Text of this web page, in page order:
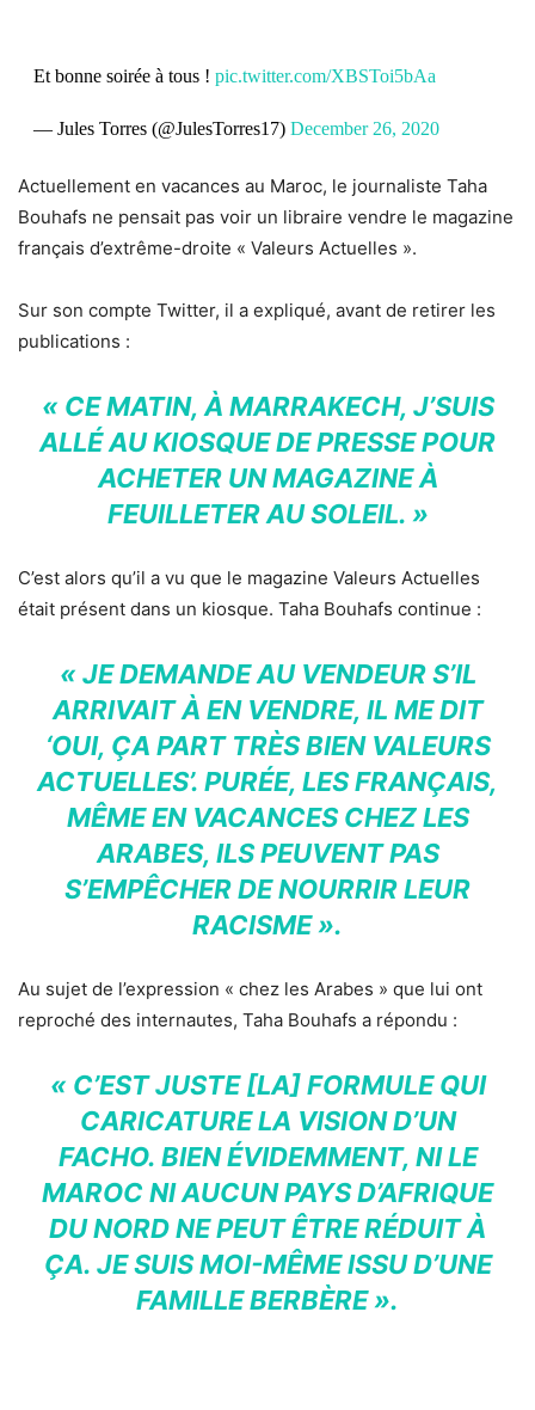
Et bonne soirée à tous ! pic.twitter.com/XBSToi5bAa
— Jules Torres (@JulesTorres17) December 26, 2020
Actuellement en vacances au Maroc, le journaliste Taha
Bouhafs ne pensait pas voir un libraire vendre le magazine
français d’extrême-droite « Valeurs Actuelles ».
Sur son compte Twitter, il a expliqué, avant de retirer les
publications :
« CE MATIN, À MARRAKECH, J’SUIS
ALLÉ AU KIOSQUE DE PRESSE POUR
ACHETER UN MAGAZINE À
FEUILLETER AU SOLEIL. »
C’est alors qu’il a vu que le magazine Valeurs Actuelles
était présent dans un kiosque. Taha Bouhafs continue :
« JE DEMANDE AU VENDEUR S’IL
ARRIVAIT À EN VENDRE, IL ME DIT
‘OUI, ÇA PART TRÈS BIEN VALEURS
ACTUELLES’. PURÉE, LES FRANÇAIS,
MÊME EN VACANCES CHEZ LES
ARABES, ILS PEUVENT PAS
S’EMPÊCHER DE NOURRIR LEUR
RACISME ».
Au sujet de l’expression « chez les Arabes » que lui ont
reproché des internautes, Taha Bouhafs a répondu :
« C’EST JUSTE [LA] FORMULE QUI
CARICATURE LA VISION D’UN
FACHO. BIEN ÉVIDEMMENT, NI LE
MAROC NI AUCUN PAYS D’AFRIQUE
DU NORD NE PEUT ÊTRE RÉDUIT À
ÇA. JE SUIS MOI-MÊME ISSU D’UNE
FAMILLE BERBÈRE ».